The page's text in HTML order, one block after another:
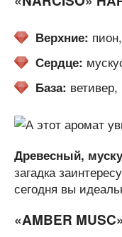
Верхние:
Сердце:
База:
Древесный,
загадка
сегодня вы
«AMBER